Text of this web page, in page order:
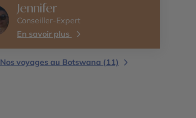
Jennifer
Conseiller-Expert
En savoir plus
Nos voyages au Botswana (11)